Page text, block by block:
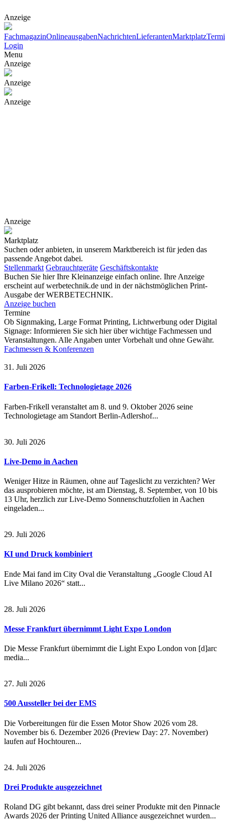
Anzeige
FachmagazinOnlineausgabenNachrichtenLieferantenMarktplatz
Login
Menu
Anzeige
Anzeige
Anzeige
Anzeige
Marktplatz
Suchen oder anbieten, in unserem Marktbereich ist für jeden das
passende Angebot dabei.
Stellenmarkt Gebrauchtgeräte Geschäftskontakte
Buchen Sie hier Ihre Kleinanzeige einfach online. Ihre Anzeige
erscheint auf werbetechnik.de und in der nächstmöglichen Print-
Ausgabe der WERBETECHNIK.
Anzeige buchen
Termine
Ob Signmaking, Large Format Printing, Lichtwerbung oder Digital
Signage: Informieren Sie sich hier über wichtige Fachmessen und
Veranstaltungen. Alle Angaben unter Vorbehalt und ohne Gewähr.
Fachmessen & Konferenzen
31. Juli 2026
Farben-Frikell: Technologietage 2026
Farben-Frikell veranstaltet am 8. und 9. Oktober 2026 seine
Technologietage am Standort Berlin-Adlershof...
30. Juli 2026
Live-Demo in Aachen
Weniger Hitze in Räumen, ohne auf Tageslicht zu verzichten? Wer
das ausprobieren möchte, ist am Dienstag, 8. September, von 10 bis
13 Uhr, herzlich zur Live-Demo Sonnenschutzfolien in Aachen
eingeladen...
29. Juli 2026
KI und Druck kombiniert
Ende Mai fand im City Oval die Veranstaltung „Google Cloud AI
Live Milano 2026“ statt...
28. Juli 2026
Messe Frankfurt übernimmt Light Expo London
Die Messe Frankfurt übernimmt die Light Expo London von [d]arc
media...
27. Juli 2026
500 Aussteller bei der EMS
Die Vorbereitungen für die Essen Motor Show 2026 vom 28.
November bis 6. Dezember 2026 (Preview Day: 27. November)
laufen auf Hochtouren...
24. Juli 2026
Drei Produkte ausgezeichnet
Roland DG gibt bekannt, dass drei seiner Produkte mit den Pinnacle
Awards 2026 der Printing United Alliance ausgezeichnet wurden...